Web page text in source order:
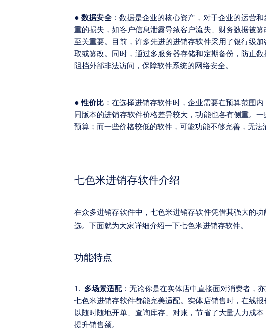
● 数据安全：数据是企业的核心资产，对于企业的运营
重的损失，如客户信息泄露导致客户流失、财务数据被
至关重要。目前，许多先进的进销存软件采用了银行级
取或篡改。同时，通过多服务器存储和定期备份，防止
阻挡外部非法访问，保障软件系统的网络安全。
● 性价比 ：在选择进销存软件时，企业需要在预算范围
同版本的进销存软件价格差异较大，功能也各有侧重。
预算；而一些价格较低的软件，可能功能不够完善，无法
七色米进销存软件介绍
在众多进销存软件中，七色米进销存软件凭借其强大的
选。下面就为大家详细介绍一下七色米进销存软件。
功能特点
1. 多场景适配：无论你是在实体店中直接面对消费者，
七色米进销存软件都能完美适配。实体店销售时，在线
以随时随地开单、查询库存、对账，节省了大量人力成
提升销售额。